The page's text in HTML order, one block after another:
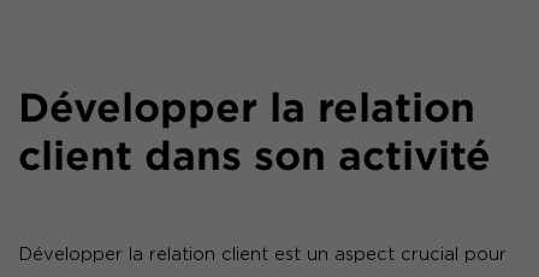
Développer la relation
client dans son activité
Développer la relation client est un aspect crucial pour